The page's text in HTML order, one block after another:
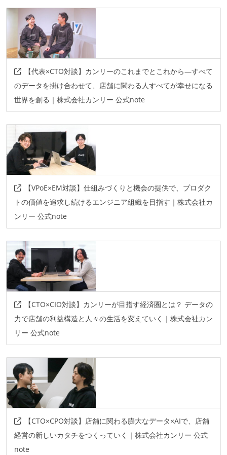
【代表×CTO対談】カンリーのこれまでとこれから—すべて
のデータを掛け合わせて、店舗に関わる人すべてが幸せになる
世界を創る｜株式会社カンリー 公式note
【VPoE×EM対談】仕組みづくりと機会の提供で、プロダク
トの価値を追求し続けるエンジニア組織を目指す｜株式会社カ
ンリー 公式note
【CTO×CIO対談】カンリーが目指す経済圏とは？ データの
力で店舗の利益構造と人々の生活を変えていく｜株式会社カン
リー 公式note
【CTO×CPO対談】店舗に関わる膨大なデータ×AIで、店舗
経営の新しいカタチをつくっていく｜株式会社カンリー 公式
note